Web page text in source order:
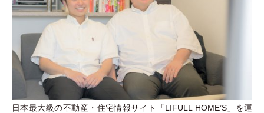
日本最大級の不動産 ・ 住宅情報サイト 「LIFULL HOME’S」 を運